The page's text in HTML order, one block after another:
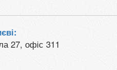
27, офіс 311